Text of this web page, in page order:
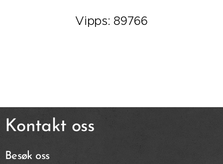
Vipps: 89766
Kontakt oss
Besøk oss